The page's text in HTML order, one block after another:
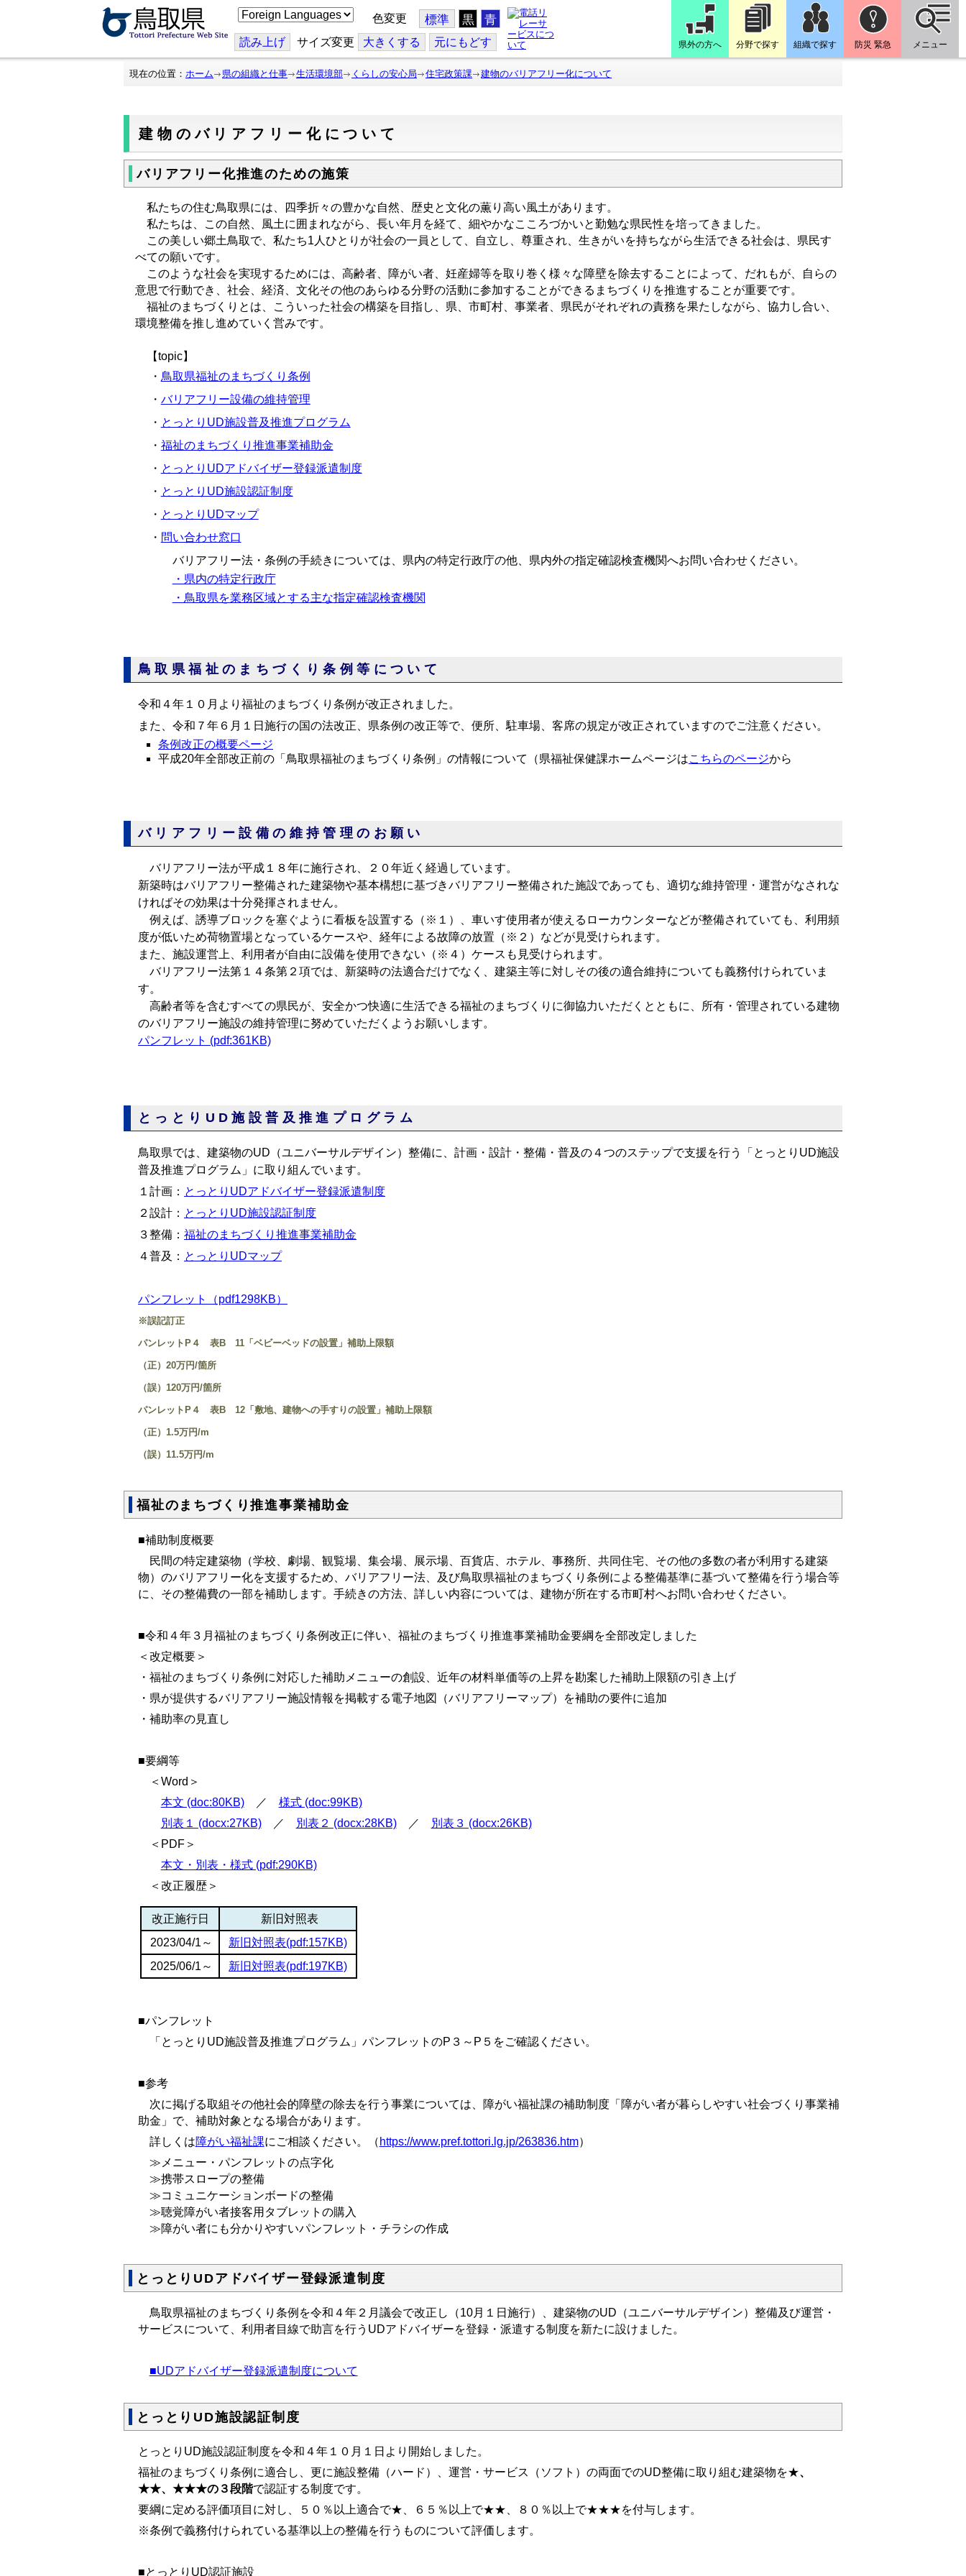
こ
の
ジ
を
翻
色変更 標準 黒 青
読み上げ サイズ変更 大きくする 元にもどす 県外の方へ 分野で探す 組織で探す 防災 緊急 メニュー
現在の位置： ホーム 県の組織と仕事 生活環境部 くらしの安心局 住宅政策課 建物のバリアフリー化について
建物のバリアフリー化について
バリアフリー化推進のための施策
私たちの住む鳥取県には、四季折々の豊かな自然、歴史と文化の薫り高い風土があります。
私たちは、この自然、風土に囲まれながら、長い年月を経て、細やかなこころづかいと勤勉な県民性を培ってきました。
この美しい郷土鳥取で、私たち1人ひとりが社会の一員として、自立し、尊重され、生きがいを持ちながら生活できる社会は、県民す
べての願いです。
このような社会を実現するためには、高齢者、障がい者、妊産婦等を取り巻く様々な障壁を除去することによって、だれもが、自らの
意思で行動でき、社会、経済、文化その他のあらゆる分野の活動に参加することができるまちづくりを推進することが重要です。
福祉のまちづくりとは、こういった社会の構築を目指し、県、市町村、事業者、県民がそれぞれの責務を果たしながら、協力し合い、
環境整備を推し進めていく営みです。
【topic】
・ 鳥取県福祉のまちづくり条例
・ バリアフリー設備の維持管理
・ とっとりUD施設普及推進プログラム
・ 福祉のまちづくり推進事業補助金
・ とっとりUDアドバイザー登録派遣制度
・ とっとりUD施設認証制度
・ とっとりUDマップ
・ 問い合わせ窓口
バリアフリー法・条例の手続きについては、県内の特定行政庁の他、県内外の指定確認検査機関へお問い合わせください。
・県内の特定行政庁
・鳥取県を業務区域とする主な指定確認検査機関
鳥取県福祉のまちづくり条例等について
令和４年１０月より福祉のまちづくり条例が改正されました。
また、令和７年６月１日施行の国の法改正、県条例の改正等で、便所、駐車場、客席の規定が改正されていますのでご注意ください。
条例改正の概要ページ
平成20年全部改正前の「鳥取県福祉のまちづくり条例」の情報について（県福祉保健課ホームページはこちらのページから
バリアフリー設備の維持管理のお願い
バリアフリー法が平成１８年に施行され、２０年近く経過しています。
新築時はバリアフリー整備された建築物や基本構想に基づきバリアフリー整備された施設であっても、適切な維持管理・運営がなされな
ければその効果は十分発揮されません。
例えば、誘導ブロックを塞ぐように看板を設置する（※１）、車いす使用者が使えるローカウンターなどが整備されていても、利用頻
度が低いため荷物置場となっているケースや、経年による故障の放置（※２）などが見受けられます。
また、施設運営上、利用者が自由に設備を使用できない（※４）ケースも見受けられます。
バリアフリー法第１４条第２項では、新築時の法適合だけでなく、建築主等に対しその後の適合維持についても義務付けられていま
す。
高齢者等を含むすべての県民が、安全かつ快適に生活できる福祉のまちづくりに御協力いただくとともに、所有・管理されている建物
のバリアフリー施設の維持管理に努めていただくようお願いします。
パンフレット (pdf:361KB)
とっとりUD施設普及推進プログラム
鳥取県では、建築物のUD（ユニバーサルデザイン）整備に、計画・設計・整備・普及の４つのステップで支援を行う「とっとりUD施設
普及推進プログラム」に取り組んでいます。
１計画： とっとりUDアドバイザー登録派遣制度
２設計： とっとりUD施設認証制度
３整備： 福祉のまちづくり推進事業補助金
４普及： とっとりUDマップ
パンフレット（pdf1298KB）
※誤記訂正
パンレットP４ 表B 11「ベビーベッドの設置」補助上限額
（正）20万円/箇所
（誤）120万円/箇所
パンレットP４ 表B 12「敷地、建物への手すりの設置」補助上限額
（正）1.5万円/m
（誤）11.5万円/m
福祉のまちづくり推進事業補助金
■補助制度概要
民間の特定建築物（学校、劇場、観覧場、集会場、展示場、百貨店、ホテル、事務所、共同住宅、その他の多数の者が利用する建築
物）のバリアフリー化を支援するため、バリアフリー法、及び鳥取県福祉のまちづくり条例による整備基準に基づいて整備を行う場合等
に、その整備費の一部を補助します。手続きの方法、詳しい内容については、建物が所在する市町村へお問い合わせください。
■令和４年３月福祉のまちづくり条例改正に伴い、福祉のまちづくり推進事業補助金要綱を全部改定しました
＜改定概要＞
・福祉のまちづくり条例に対応した補助メニューの創設、近年の材料単価等の上昇を勘案した補助上限額の引き上げ
・県が提供するバリアフリー施設情報を掲載する電子地図（バリアフリーマップ）を補助の要件に追加
・補助率の見直し
■要綱等
＜Word＞
本文 (doc:80KB)／ 様式 (doc:99KB)
別表１ (docx:27KB)／ 別表２ (docx:28KB)／
別表３ (docx:26KB)
＜PDF＞
本文・別表・様式 (pdf:290KB)
＜改正履歴＞
改正施行日
新旧対照表
2023/04/1～
新旧対照表(pdf:157KB)
2025/06/1～
新旧対照表(pdf:197KB)
■パンフレット
「とっとりUD施設普及推進プログラム」パンフレットのP３～P５をご確認ください。
■参考
次に掲げる取組その他社会的障壁の除去を行う事業については、障がい福祉課の補助制度「障がい者が暮らしやすい社会づくり事業補
助金」で、補助対象となる場合があります。
詳しくは障がい福祉課にご相談ください。（ https://www.pref.tottori.lg.jp/263836.htm）
≫メニュー・パンフレットの点字化
≫携帯スロープの整備
≫コミュニケーションボードの整備
≫聴覚障がい者接客用タブレットの購入
≫障がい者にも分かりやすいパンフレット・チラシの作成
とっとりUDアドバイザー登録派遣制度
鳥取県福祉のまちづくり条例を令和４年２月議会で改正し（10月１日施行）、建築物のUD（ユニバーサルデザイン）整備及び運営・
サービスについて、利用者目線で助言を行うUDアドバイザーを登録・派遣する制度を新たに設けました。
■UDアドバイザー登録派遣制度について
とっとりUD施設認証制度
とっとりUD施設認証制度を令和４年１０月１日より開始しました。
福祉のまちづくり条例に適合し、更に施設整備（ハード）、運営・サービス（ソフト）の両面でのUD整備に取り組む建築物を★、
★★、★★★の３段階で認証する制度です。
要綱に定める評価項目に対し、５０％以上適合で★、６５％以上で★★、８０％以上で★★★を付与します。
※条例で義務付けられている基準以上の整備を行うものについて評価します。
■とっとりUD認証施設